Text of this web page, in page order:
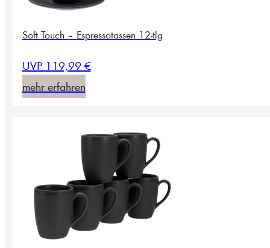
Soft Touch – Espressotassen 12-tlg
UVP 119,99 €
mehr erfahren